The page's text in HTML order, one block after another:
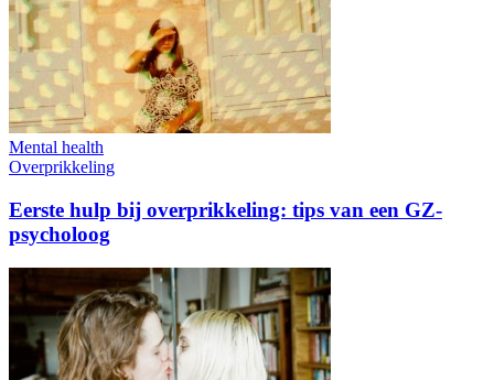
Mental health
Overprikkeling
Eerste hulp bij overprikkeling: tips van een GZ-
psycholoog